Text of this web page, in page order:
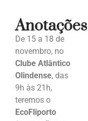
Anotações
De 15 a 18 de
novembro, no
Clube Atlântico
Olindense, das
9h às 21h,
teremos o
EcoFliporto